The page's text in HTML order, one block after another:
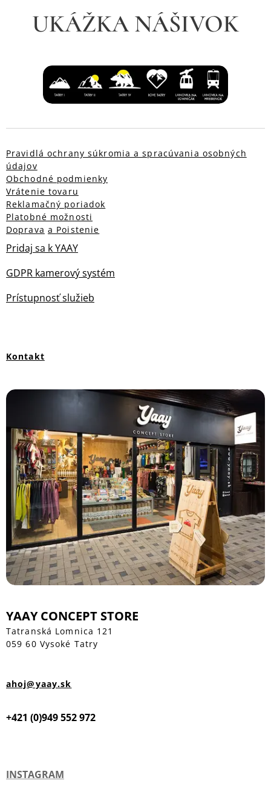
UKÁŽKA NÁŠIVOK
Pravidlá ochrany súkromia a spracúvania osobných
údajov
Obchodné podmienky
Vrátenie tovaru
Reklamačný poriadok
Platobné možnosti
Doprava a Poistenie
Pridaj sa k YAAY
GDPR kamerový systém
Prístupnosť služieb
Kontakt
YAAY CONCEPT STORE
Tatranská Lomnica 121
059 60 Vysoké Tatry
ahoj@yaay.sk
+421 (0)949 552 972
INSTAGRAM